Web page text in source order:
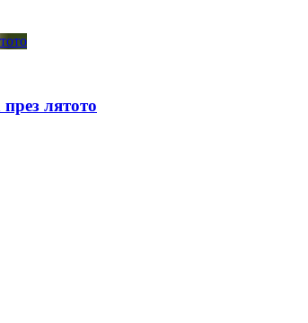
лятото